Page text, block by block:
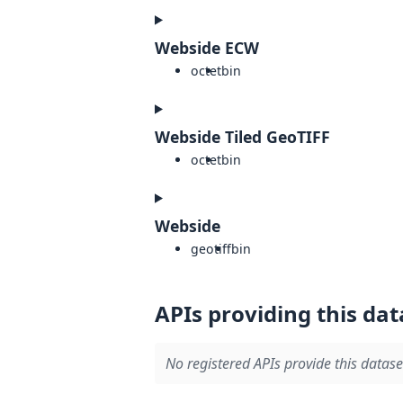
Webside ECW
octetbin
Webside Tiled GeoTIFF
octetbin
Webside
geotiffbin
APIs providing this
No registered APIs provide this